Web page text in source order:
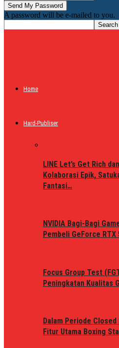
A password will be e-mailed to you.
Home
Hard-Publiser
LINE Let’s Get Rich
Kolaborasi Epik,
Fantasi…
NVIDIA Bagi-Bagi
Pembeli GeForce RTX
Focus Group Test
Peningkatan Kualitas
Dalam Periode
Fitur Utama Boxing